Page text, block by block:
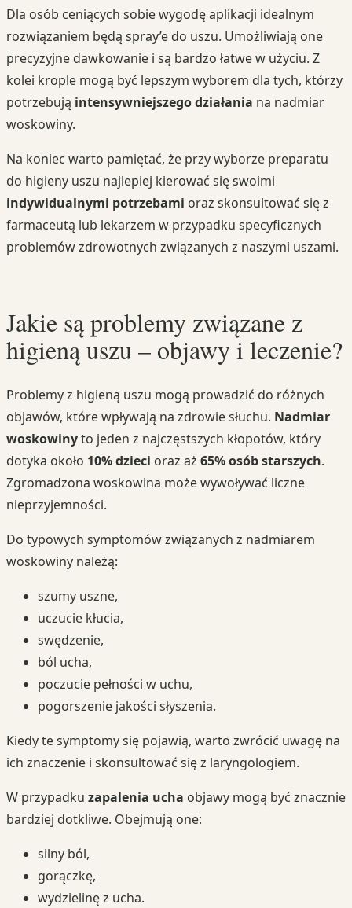
Dla osób ceniących sobie wygodę aplikacji idealnym
rozwiązaniem będą spray’e do uszu. Umożliwiają one
precyzyjne dawkowanie i są bardzo łatwe w użyciu. Z
kolei krople mogą być lepszym wyborem dla tych, którzy
potrzebują intensywniejszego działania na nadmiar
woskowiny.
Na koniec warto pamiętać, że przy wyborze preparatu
do higieny uszu najlepiej kierować się swoimi
indywidualnymi potrzebami oraz skonsultować się z
farmaceutą lub lekarzem w przypadku specyficznych
problemów zdrowotnych związanych z naszymi uszami.
Jakie są problemy związane z
higieną uszu – objawy i leczenie?
Problemy z higieną uszu mogą prowadzić do różnych
objawów, które wpływają na zdrowie słuchu. Nadmiar
woskowinyto jeden z najczęstszych kłopotów, który
dotyka około 10% dzieci oraz aż 65% osób starszych.
Zgromadzona woskowina może wywoływać liczne
nieprzyjemności.
Do typowych symptomów związanych z nadmiarem
woskowiny należą:
szumy uszne,
uczucie kłucia,
swędzenie,
ból ucha,
poczucie pełności w uchu,
pogorszenie jakości słyszenia.
Kiedy te symptomy się pojawią, warto zwrócić uwagę na
ich znaczenie i skonsultować się z laryngologiem.
W przypadku zapalenia ucha objawy mogą być znacznie
bardziej dotkliwe. Obejmują one:
silny ból,
gorączkę,
wydzielinę z ucha.